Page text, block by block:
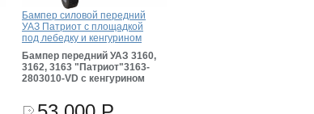
Бампер силовой передний
УАЗ Патриот с площадкой
под лебедку и кенгурином
Бампер передний УАЗ 3160,
3162, 3163 "Патриот"3163-
2803010-VD с кенгурином